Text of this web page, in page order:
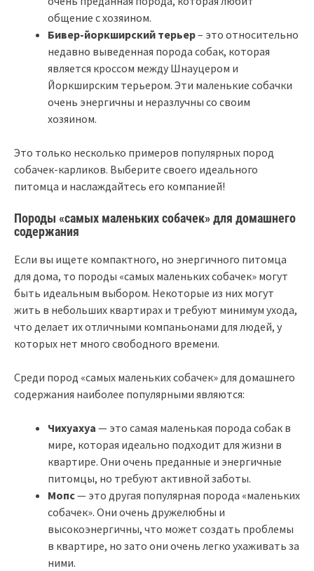
общение с хозяином.
Бивер-йоркширский терьер– это относительно
недавно выведенная порода собак, которая
является кроссом между Шнауцером и
Йоркширским терьером. Эти маленькие собачки
очень энергичны и неразлучны со своим
хозяином.
Это только несколько примеров популярных пород
собачек-карликов. Выберите своего идеального
питомца и наслаждайтесь его компанией!
Породы «самых маленьких собачек» для домашнего
содержания
Если вы ищете компактного, но энергичного питомца
для дома, то породы «самых маленьких собачек» могут
быть идеальным выбором. Некоторые из них могут
жить в небольших квартирах и требуют минимум ухода,
что делает их отличными компаньонами для людей, у
которых нет много свободного времени.
Среди пород «самых маленьких собачек» для домашнего
содержания наиболее популярными являются:
Чихуахуа — это самая маленькая порода собак в
мире, которая идеально подходит для жизни в
квартире. Они очень преданные и энергичные
питомцы, но требуют активной заботы.
Мопс— это другая популярная порода «маленьких
собачек». Они очень дружелюбны и
высокоэнергичны, что может создать проблемы
в квартире, но зато они очень легко ухаживать за
ними.